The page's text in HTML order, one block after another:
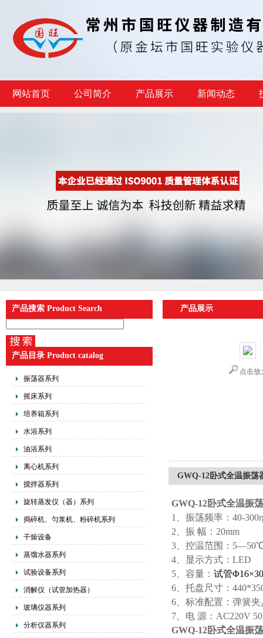
网站首页 公司简介 产品展示 新闻动态
产品搜索 Product Search
产品目录 Product catalog
振荡器系列
摇床系列
培养箱系列
水浴系列
油浴系列
离心机系列
搅拌器系列
旋转蒸发仪（器）系列
捣碎机、匀浆机、粉碎机系列
干燥设备
蒸馏水器系列
试验设备系列
消解仪（试管加热器）
玻璃仪器系列
分析仪器系列
产品展示
点击放
GWQ-12卧式全温振荡
GWQ-12卧式全温振
1、振荡频率：40-
2、振 幅：20mm
3、控温范围：
4、显示方式：LED
5、容量： 试管
6、托盘尺寸：
6、标准配置：弹簧
7、电 源：AC220V
GWQ-12卧式全温振